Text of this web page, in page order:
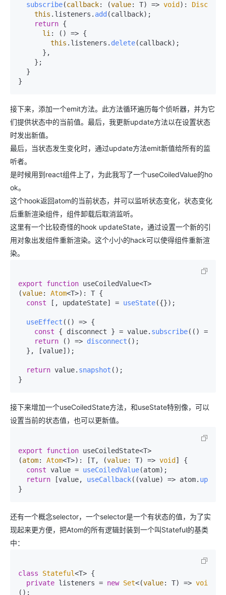
subscribe(callback: (value: T) => void ):
this . listeners . add (callback);
return {
li: () => {
this . listeners . delete(callback);
},
};
}
接下来，添加一个emit方法。此方法循环遍历每个侦听器，并为它
们提供状态中的当前值。最后，我更新update方法以在设置状态
时发出新值。
最后，当状态发生变化时，通过update方法emit新值给所有的监
听者。
是时候用到react组件上了，为此我写了一个useCoiledValue的ho
ok。
这个hook返回atom的当前状态，并可以监听状态变化，状态变化
后重新渲染组件，组件卸载后取消监听。
这里有一个比较奇怪的hook updateState，通过设置一个新的引
用对象出发组件重新渲染。这个小小的hack可以使得组件重新渲
染。
export function useCoiledValue<T>
(value: Atom<T>): T {
const [, updateState] = useState({});
useEffect ( () => {
const { disconnect } = value. subscribe( () =>
return
() => disconnect ();
}, [value]);
return value. snapshot ();
}
接下来增加一个useCoiledState方法，和useState特别像，可以
设置当前的状态值，也可以更新值。
export function useCoiledState<T>
(atom: Atom<T>): [T, (value: T) => void ] {
const value = useCoiledValue(atom);
return [value, useCallback( (value) => atom. update
}
还有一个概念selector，一个selector是一个有状态的值，为了实
现起来更方便，把Atom的所有逻辑封装到一个叫Stateful的基类
中：
class Stateful<T> {
private listeners = new Set<(value: T) => void
();